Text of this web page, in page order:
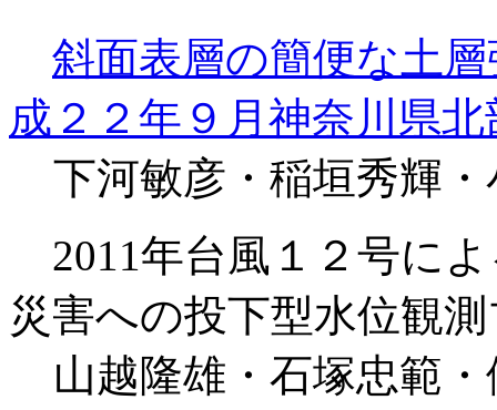
斜面表層の簡便な土
成２２年９月神奈川県
下河敏彦・稲垣秀輝
2011年台風１２号に
災害への投下型水位観
山越隆雄・石塚忠範